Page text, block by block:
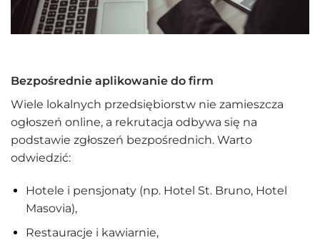
Bezpośrednie aplikowanie do firm
Wiele lokalnych przedsiębiorstw nie zamieszcza
ogłoszeń online, a rekrutacja odbywa się na
podstawie zgłoszeń bezpośrednich. Warto
odwiedzić:
Hotele i pensjonaty (np. Hotel St. Bruno, Hotel
Masovia),
Restauracje i kawiarnie,